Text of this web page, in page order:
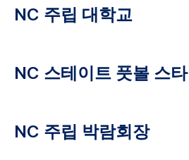
NC 주립 대학교
NC 스테이트 풋볼 스
NC 주립 박람회장